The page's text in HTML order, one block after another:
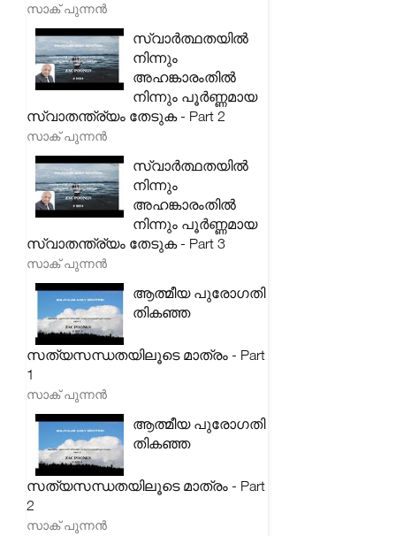
സാക് പുന്നൻ
സ്വാർത്ഥതയിൽ
നിന്നും
അഹങ്കാരംതിൽ
നിന്നും പൂർണ്ണമായ
സ്വാതന്ത്ര്യം തേടുക - Part 2
സാക് പുന്നൻ
സ്വാർത്ഥതയിൽ
നിന്നും
അഹങ്കാരംതിൽ
നിന്നും പൂർണ്ണമായ
സ്വാതന്ത്ര്യം തേടുക - Part 3
സാക് പുന്നൻ
ആത്മീയ പുരോഗതി
തികഞ്ഞ
സത്യസന്ധതയിലൂടെ മാത്രം - Part
1
സാക് പുന്നൻ
ആത്മീയ പുരോഗതി
തികഞ്ഞ
സത്യസന്ധതയിലൂടെ മാത്രം - Part
2
സാക് പുന്നൻ